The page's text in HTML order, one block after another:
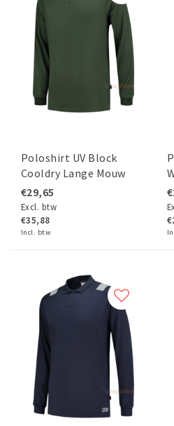
Poloshirt UV Block
Cooldry Lange Mouw
€29,65
Excl. btw
€35,88
Incl. btw